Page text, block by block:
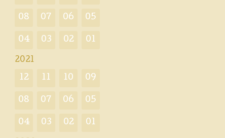
08 07 06 05
04 03 02 01
2021
12 11 10 09
08 07 06 05
04 03 02 01